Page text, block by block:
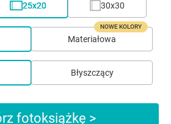
25x20
30x30
Materiałowa
NOWE KOLORY
Błyszczący
fotoksiążkę >